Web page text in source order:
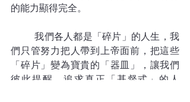
的能力顯得完全。
	我們各人都是「碎片」的人生，我
們只管努力把人帶到上帝面前，把這些
「碎片」變為寶貴的「器皿」，讓我們
彼此提醒，追求真正「基督式」的人